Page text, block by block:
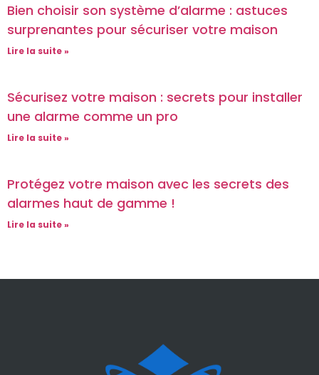
Bien choisir son système d’alarme : astuces
surprenantes pour sécuriser votre maison
Lire la suite »
Sécurisez votre maison : secrets pour installer
une alarme comme un pro
Lire la suite »
Protégez votre maison avec les secrets des
alarmes haut de gamme !
Lire la suite »